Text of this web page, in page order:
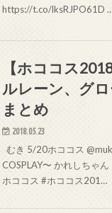
https://t.co/lksRJPO61D
【ホココス
ルレーン、グ
まとめ
2018.05.23
むき 5/20ホココス
COSPLAY〜 かれしちゃ
ホココス #ホココス201…